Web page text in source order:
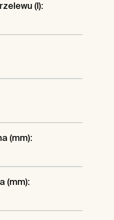
(l):
(mm):
(mm):